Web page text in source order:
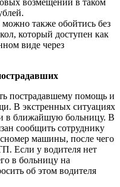
также обойтись без
который доступен как
виде через
пострадавшему помощь и
В экстренных ситуациях
в ближайшую больницу. В
сообщить сотруднику
машины, после чего
Если у водителя нет
в больницу на
об этом водителя